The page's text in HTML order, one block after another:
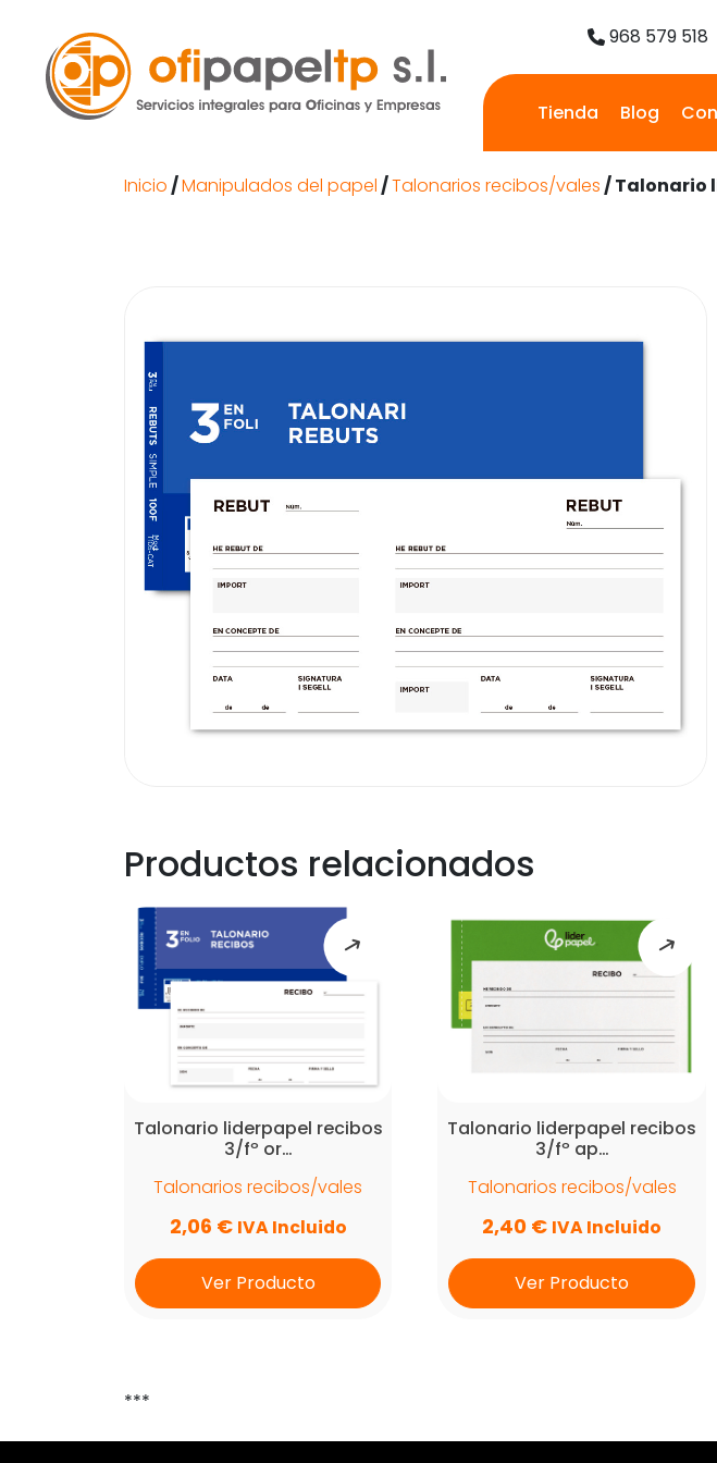
968 579 518
Tienda Blog
Inicio/Manipulados del papel/Talonarios recibos/vales/ Talonario
Productos relacionados
Talonario liderpapel recibos
3/fº or…
Talonarios recibos/vales
2,06 € IVA Incluido
Ver Producto
Talonario liderpapel recibos
3/fº ap…
Talonarios recibos/vales
2,40 € IVA Incluido
Ver Producto
***